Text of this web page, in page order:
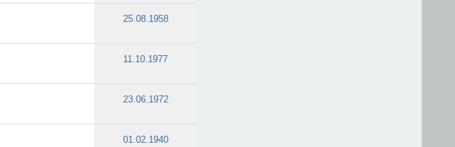
25.08.1958
11.10.1977
23.06.1972
01.02.1940